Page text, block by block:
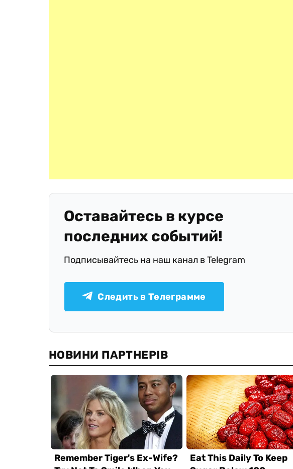
Оставайтесь в курсе
последних событий!
Подписывайтесь на наш канал в Telegram
Следить в Телеграмме